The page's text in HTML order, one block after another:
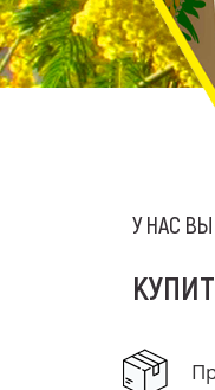
У НАС